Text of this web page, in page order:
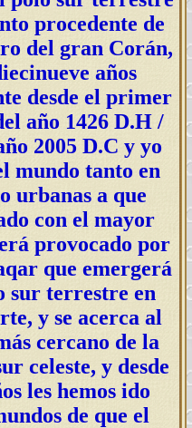
procedente de
del gran Corán,
años
desde el primer
año 1426 D.H /
2005 D.C y yo
mundo tanto en
urbanas a que
con el mayor
provocado por
que emergerá
sur terrestre en
y se acerca al
cercano de la
celeste, y desde
les hemos ido
de que el